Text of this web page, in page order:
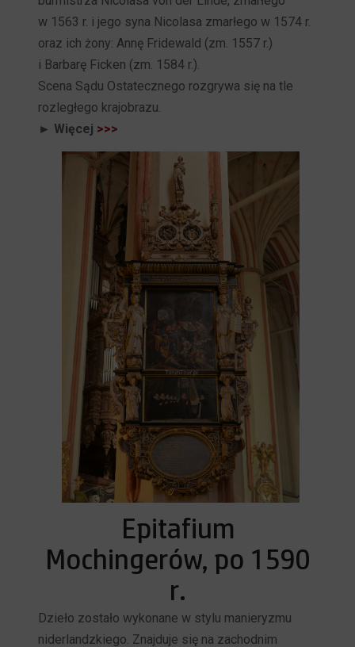
w 1563 r. i jego syna Nicolasa zmarłego w 1574 r.
oraz ich żony: Annę Fridewald (zm. 1557 r.)
i Barbarę Ficken (zm. 1584 r.).
Scena Sądu Ostatecznego rozgrywa się na tle
rozległego krajobrazu.
► Więcej >>>
Epitafium
Mochingerów, po 1590
r.
Dzieło zostało wykonane w stylu manieryzmu
niderlandzkiego. Znajduje się na zachodnim